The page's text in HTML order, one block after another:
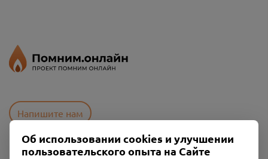
Напишите нам
Об использовании cookies и улучшении
пользовательского опыта на Сайте